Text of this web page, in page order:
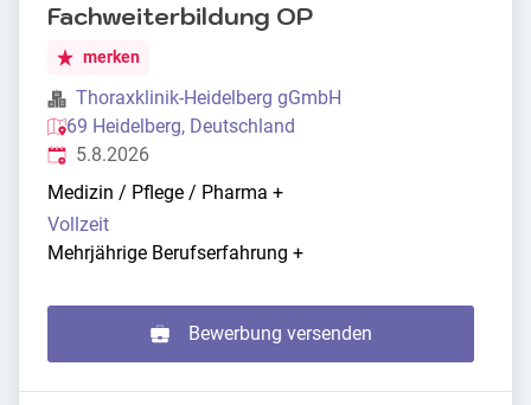
Fachweiterbildung OP
merken
Thoraxklinik-Heidelberg gGmbH
69 Heidelberg, Deutschland
Veröffentlicht
5.8.2026
Medizin / Pflege / Pharma +
Vollzeit
Mehrjährige Berufserfahrung +
Bewerbung versenden